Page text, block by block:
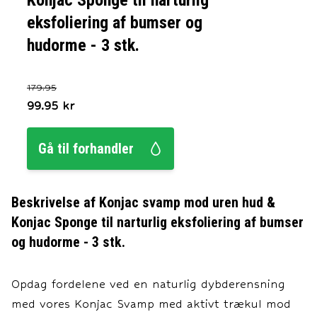
eksfoliering af bumser og
hudorme - 3 stk.
179.95
99.95 kr
Gå til forhandler
Beskrivelse af Konjac svamp mod uren hud &
Konjac Sponge til narturlig eksfoliering af bumser
og hudorme - 3 stk.
Opdag fordelene ved en naturlig dybderensning
med vores Konjac Svamp med aktivt trækul mod